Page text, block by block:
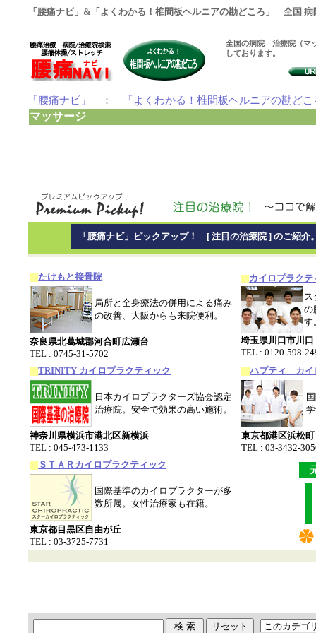
「腰痛ナビ」&「よくわかる！椎間板ヘルニアの勘どころ」 全国 病
全国の病院 治療院（マ
しております。
「腰痛ナビ」 ： 「よくわかる！椎間板ヘルニアの勘どこ
マッサージ
「腰痛ナビ」ピックアップ！ [ 注目の治療院 ] のご紹介
たけもと接骨院
局所と全身療法の併用による痛み
の改善、大阪からも来院便利。
奈良県北葛城郡河合町広瀬台
TEL : 0745-31-5702
カイロプラク
ス
の
す
埼玉県川口市川口
TEL : 0120-598-
TRINITY カイロプラクティック
日本カイロプラクターズ協会認定
治療院。安全で効果の高い施術。
神奈川県横浜市港北区新横浜
TEL : 045-473-1133
ハプティ カイ
東京都港区浜松町
TEL : 03-3432-
ＳＴＡＲカイロプラクティック
国際基準のカイロプラクターが多
数所属。女性治療家も在籍。
東京都目黒区自由が丘
TEL : 03-3725-7731